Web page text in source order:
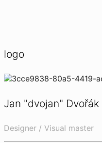
logo
Jan "dvojan" Dvořák
Designer / Visual master